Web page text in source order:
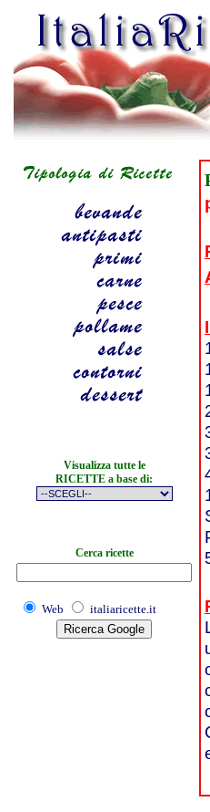
Visualizza tutte le
RICETTE a base di:
Cerca ricette
Web italiaricette.it